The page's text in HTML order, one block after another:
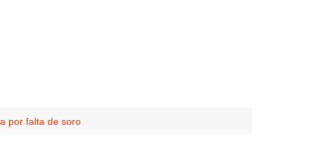
por falta de soro